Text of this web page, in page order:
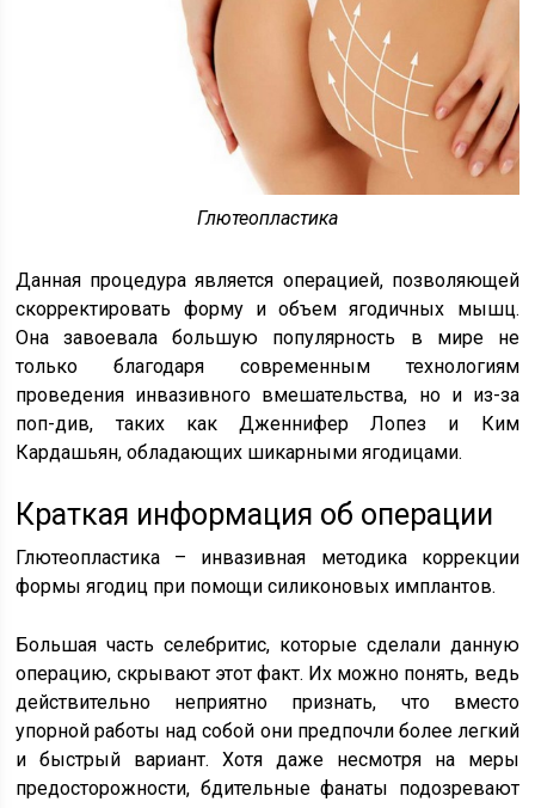
Глютеопластика
Данная процедура является операцией, позволяющей
скорректировать форму и объем ягодичных мышц.
Она завоевала большую популярность в мире не
только благодаря современным технологиям
проведения инвазивного вмешательства, но и из-за
поп-див, таких как Дженнифер Лопез и Ким
Кардашьян, обладающих шикарными ягодицами.
Краткая информация об операции
Глютеопластика – инвазивная методика коррекции
формы ягодиц при помощи силиконовых имплантов.
Большая часть селебритис, которые сделали данную
операцию, скрывают этот факт. Их можно понять, ведь
действительно неприятно признать, что вместо
упорной работы над собой они предпочли более легкий
и быстрый вариант. Хотя даже несмотря на меры
предосторожности, бдительные фанаты подозревают